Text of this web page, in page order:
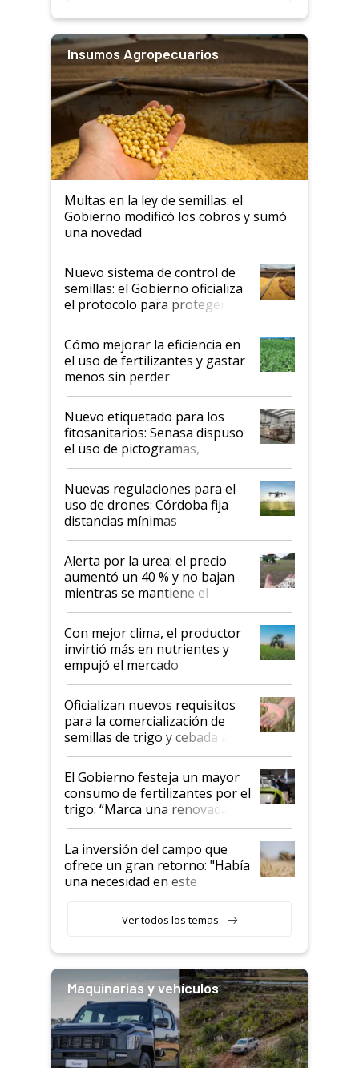
Insumos Agropecuarios
Multas en la ley de semillas: el
Gobierno modificó los cobros y sumó
una novedad
Nuevo sistema de control de
semillas: el Gobierno oficializa
el protocolo para proteger la
propiedad intelectual
Cómo mejorar la eficiencia en
el uso de fertilizantes y gastar
menos sin perder
productividad en la campaña
fina
Nuevo etiquetado para los
fitosanitarios: Senasa dispuso
el uso de pictogramas,
palabras de advertencia e
indicaciones
Nuevas regulaciones para el
uso de drones: Córdoba fija
distancias mínimas
Alerta por la urea: el precio
aumentó un 40 % y no bajan
mientras se mantiene el
conflicto en Medio Oriente
Con mejor clima, el productor
invirtió más en nutrientes y
empujó el mercado
Oficializan nuevos requisitos
para la comercialización de
semillas de trigo y cebada a
granel
El Gobierno festeja un mayor
consumo de fertilizantes por el
trigo: “Marca una renovada
confianza de los productores”
La inversión del campo que
ofrece un gran retorno: "Había
una necesidad en este
Ver todos los temas
Maquinarias y vehículos